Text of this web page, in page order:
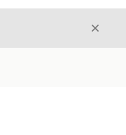
Avslutt